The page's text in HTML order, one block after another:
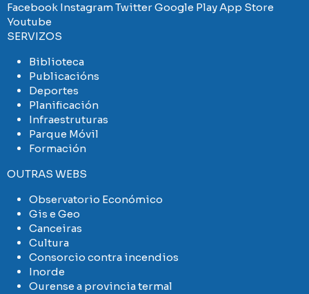
Facebook InstagramTwitterGoogle PlayApp Store
Youtube
SERVIZOS
Biblioteca
Publicacións
Deportes
Planificación
Infraestruturas
Parque Móvil
Formación
OUTRAS WEBS
Observatorio Económico
Gis e Geo
Canceiras
Cultura
Consorcio contra incendios
Inorde
Ourense a provincia termal